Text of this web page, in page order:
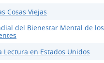
Cosas Viejas
del Bienestar Mental de los
Lectura en Estados Unidos